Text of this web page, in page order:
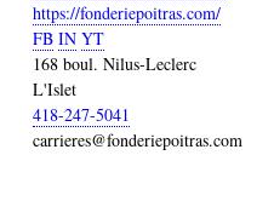
https://fonderiepoitras.com/
FB IN YT
168 boul. Nilus-Leclerc
L'Islet
418-247-5041
carrieres@fonderiepoitras.com